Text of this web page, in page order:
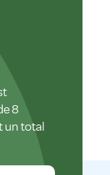
8
un total